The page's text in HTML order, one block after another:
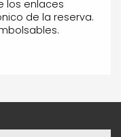
los enlaces
de la reserva.